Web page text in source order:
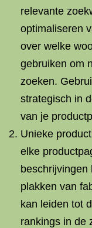
relevante
optimaliseren
over welke
gebruiken om
zoeken.
strategisch in
van je
Unieke
elke
beschrijvingen
plakken van
kan leiden tot
rankings in de